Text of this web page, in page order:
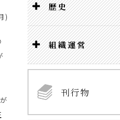
)
歴史
組織運営
刊行物